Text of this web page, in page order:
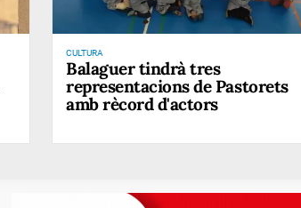
CULTURA
Balaguer tindrà tres
representacions de Pastorets
amb rècord d'actors